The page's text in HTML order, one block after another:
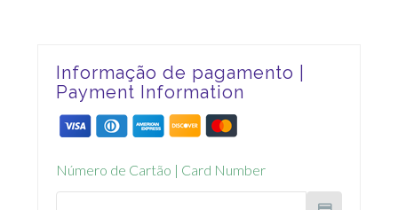
Informação de pagamento |
Payment Information
Número de Cartão | Card Number